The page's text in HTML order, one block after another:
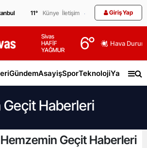
11° Künye İletişim Giriş Yap
Sivas
HAFİF
YAĞMUR
6° Hava
GündemAsayişSporTeknolojiYaşam
Haberleri
Geçit Haberleri